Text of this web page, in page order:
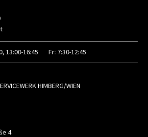
13:00-16:45 Fr: 7:30-12:45
HIMBERG/WIEN
4